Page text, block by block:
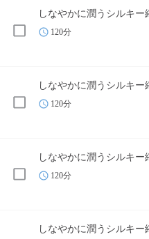
しなやかに潤うシルキー
120分
しなやかに潤うシルキー
120分
しなやかに潤うシルキー
120分
しなやかに潤うシルキ